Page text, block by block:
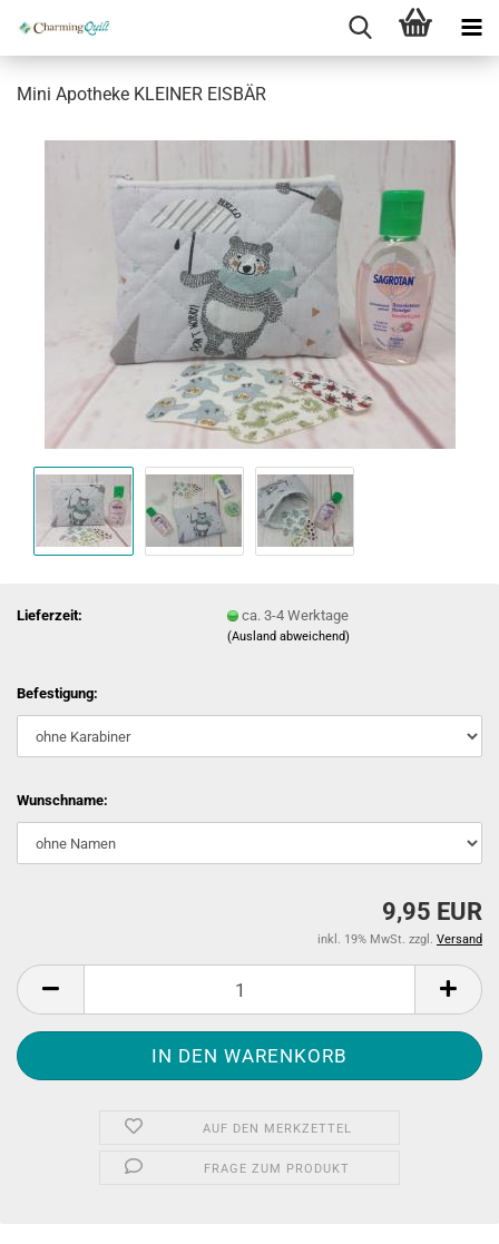
Mini Apotheke KLEINER EISBÄR
Lieferzeit: ca. 3-4 Werktage
(Ausland abweichend)
Befestigung:
Wunschname:
9,95 EUR
inkl. 19% MwSt. zzgl. Versand
AUF DEN MERKZETTEL
FRAGE ZUM PRODUKT